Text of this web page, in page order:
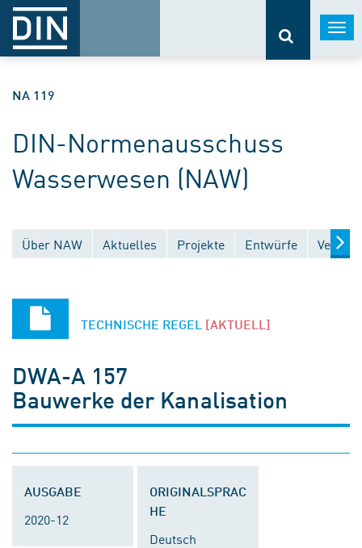
NA 119
DIN-Normenausschuss
Wasserwesen (NAW)
Über NAW Aktuelles Projekte Entwürfe
TECHNISCHE REGEL [AKTUELL]
DWA-A 157
Bauwerke der Kanalisation
AUSGABE
2020-12
ORIGINALSPRAC
HE
Deutsch